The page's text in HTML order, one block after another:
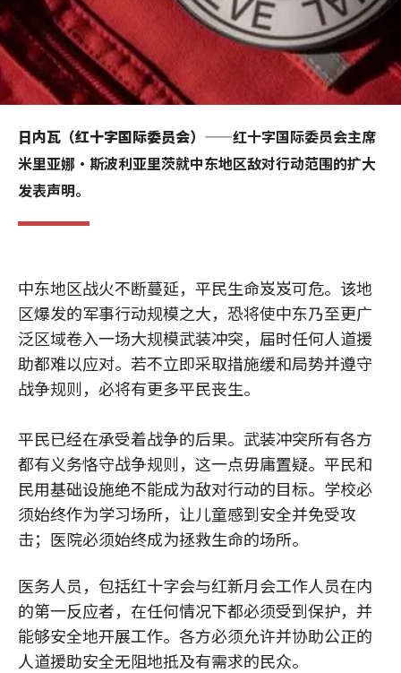
日内瓦（红十字国际委员会） ——红十字国际委员会主席
米里亚娜·斯波利亚里茨就中东地区敌对行动范围的扩大
发表声明。
中东地区战火不断蔓延，平民生命岌岌可危。该地
区爆发的军事行动规模之大，恐将使中东乃至更广
泛区域卷入一场大规模武装冲突，届时任何人道援
助都难以应对。若不立即采取措施缓和局势并遵守
战争规则，必将有更多平民丧生。
平民已经在承受着战争的后果。武装冲突所有各方
都有义务恪守战争规则，这一点毋庸置疑。平民和
民用基础设施绝不能成为敌对行动的目标。学校必
须始终作为学习场所，让儿童感到安全并免受攻
击；医院必须始终成为拯救生命的场所。
医务人员，包括红十字会与红新月会工作人员在内
的第一反应者，在任何情况下都必须受到保护，并
能够安全地开展工作。各方必须允许并协助公正的
人道援助安全无阻地抵及有需求的民众。